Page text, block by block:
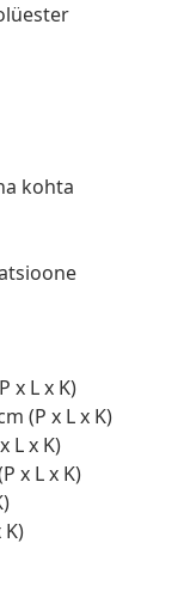
kohta
x L x K)
(P x L x K)
L x K)
x L x K)
K)